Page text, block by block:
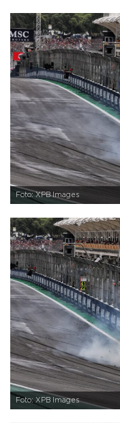
Foto: XPB Images
Foto: XPB Images